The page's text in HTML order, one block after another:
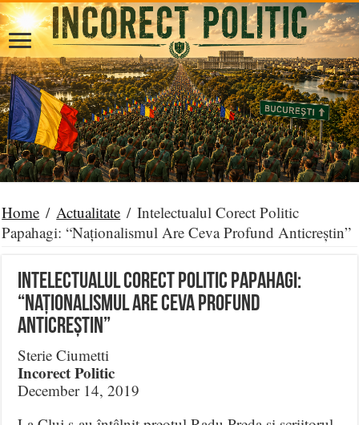
Home / Actualitate / Intelectualul Corect Politic
Papahagi: “Naționalismul Are Ceva Profund Anticreștin”
Intelectualul Corect Politic Papahagi:
“Naționalismul Are Ceva Profund
Anticreștin”
Sterie Ciumetti
Incorect Politic
December 14, 2019